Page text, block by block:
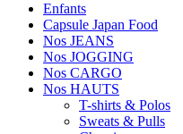
Enfants
Capsule Japan Food
Nos JEANS
Nos JOGGING
Nos CARGO
Nos HAUTS
T-shirts & Polos
Sweats & Pulls